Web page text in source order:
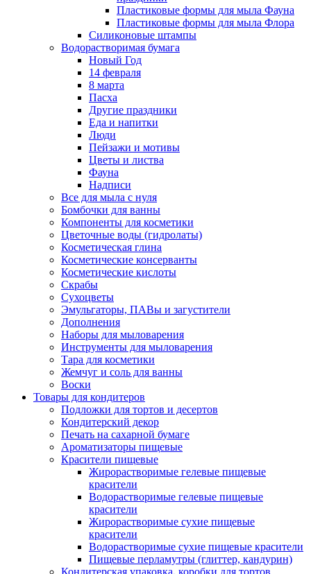
Пластиковые формы для мыла Фауна
Пластиковые формы для мыла Флора
Силиконовые штампы
Водорастворимая бумага
Новый Год
14 февраля
8 марта
Пасха
Другие праздники
Еда и напитки
Люди
Пейзажи и мотивы
Цветы и листва
Фауна
Надписи
Все для мыла с нуля
Бомбочки для ванны
Компоненты для косметики
Цветочные воды (гидролаты)
Косметическая глина
Косметические консерванты
Косметические кислоты
Скрабы
Сухоцветы
Эмульгаторы, ПАВы и загустители
Дополнения
Наборы для мыловарения
Инструменты для мыловарения
Тара для косметики
Жемчуг и соль для ванны
Воски
Товары для кондитеров
Подложки для тортов и десертов
Кондитерский декор
Печать на сахарной бумаге
Ароматизаторы пищевые
Красители пищевые
Жирорастворимые гелевые пищевые
красители
Водорастворимые гелевые пищевые
красители
Жирорастворимые сухие пищевые
красители
Водорастворимые сухие пищевые красители
Пищевые перламутры (глиттер, кандурин)
Кондитерская упаковка, коробки для тортов